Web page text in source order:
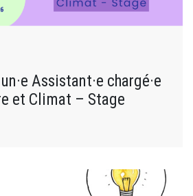
Assistant·e chargé·e
et Climat – Stage